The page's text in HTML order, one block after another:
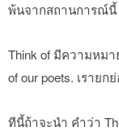
พ้นจากสถานการณ์นี้
Think of มีความหมา
of our poets. เรายก
ทีนี้ถ้าจะนำ คำว่า